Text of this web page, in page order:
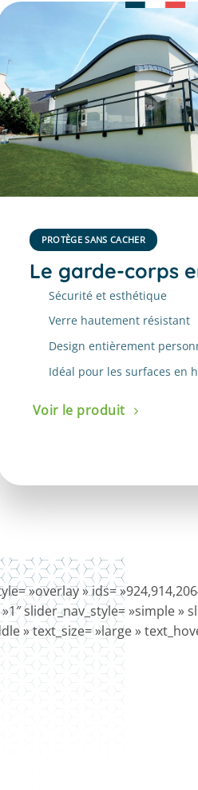
PROTÈGE SANS CACHER
Le garde-corps
Sécurité et esthétique
Verre hautement résistant
Design entièrement
Idéal pour les surfaces en
Voir le produit
»overlay » ids=
slider_nav_style= »simple »
» text_size= »large »